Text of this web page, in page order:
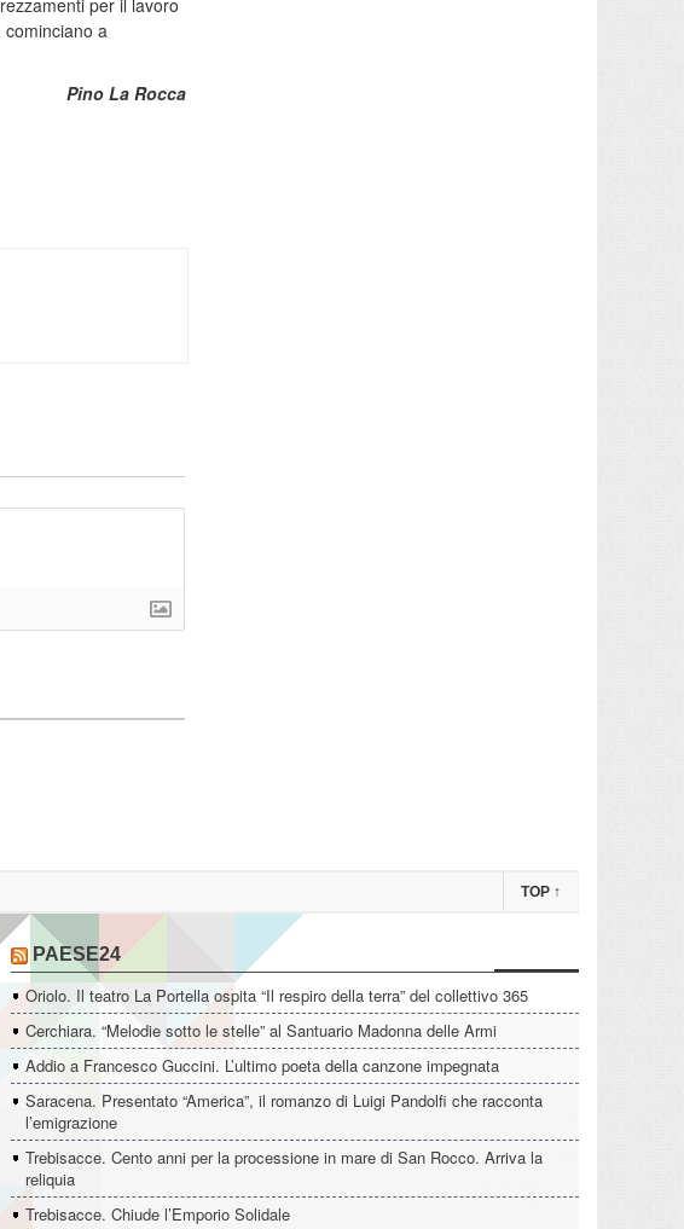
per il lavoro
a
Pino La Rocca
TOP ↑
PAESE24
Oriolo. Il teatro La Portella ospita “Il respiro della terra” del collettivo 365
Cerchiara. “Melodie sotto le stelle” al Santuario Madonna delle Armi
Addio a Francesco Guccini. L’ultimo poeta della canzone impegnata
Saracena. Presentato “America”, il romanzo di Luigi Pandolfi che racconta
l’emigrazione
Trebisacce. Cento anni per la processione in mare di San Rocco. Arriva la
reliquia
Trebisacce. Chiude l’Emporio Solidale